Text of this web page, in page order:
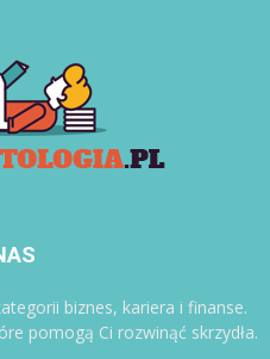
biznes, kariera i finanse.
pomogą Ci rozwinąć skrzydła.